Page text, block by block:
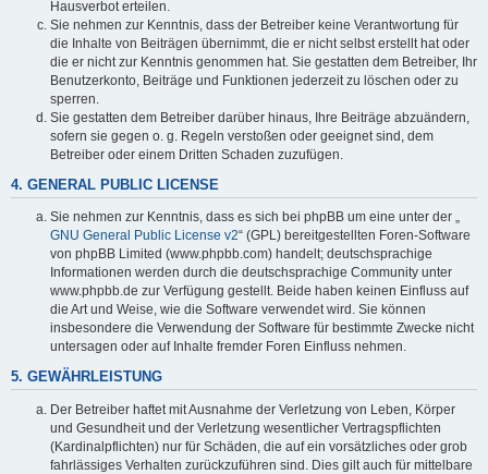
Hausverbot erteilen.
Sie nehmen zur Kenntnis, dass der Betreiber keine Verantwortung für
die Inhalte von Beiträgen übernimmt, die er nicht selbst erstellt hat oder
die er nicht zur Kenntnis genommen hat. Sie gestatten dem Betreiber, Ihr
Benutzerkonto, Beiträge und Funktionen jederzeit zu löschen oder zu
sperren.
Sie gestatten dem Betreiber darüber hinaus, Ihre Beiträge abzuändern,
sofern sie gegen o. g. Regeln verstoßen oder geeignet sind, dem
Betreiber oder einem Dritten Schaden zuzufügen.
4. GENERAL PUBLIC LICENSE
Sie nehmen zur Kenntnis, dass es sich bei phpBB um eine unter der „
GNU General Public License v2“ (GPL) bereitgestellten Foren-Software
von phpBB Limited (www.phpbb.com) handelt; deutschsprachige
Informationen werden durch die deutschsprachige Community unter
www.phpbb.de zur Verfügung gestellt. Beide haben keinen Einfluss auf
die Art und Weise, wie die Software verwendet wird. Sie können
insbesondere die Verwendung der Software für bestimmte Zwecke nicht
untersagen oder auf Inhalte fremder Foren Einfluss nehmen.
5. GEWÄHRLEISTUNG
Der Betreiber haftet mit Ausnahme der Verletzung von Leben, Körper
und Gesundheit und der Verletzung wesentlicher Vertragspflichten
(Kardinalpflichten) nur für Schäden, die auf ein vorsätzliches oder grob
fahrlässiges Verhalten zurückzuführen sind. Dies gilt auch für mittelbare